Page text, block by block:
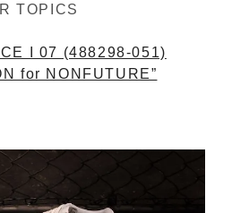
TOPICS
I 07 (488298-051)
for NONFUTURE”